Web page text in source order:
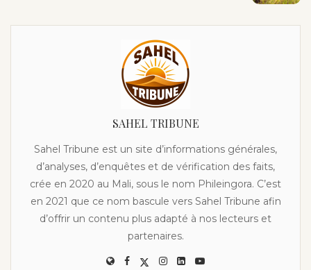
SAHEL TRIBUNE
Sahel Tribune est un site d’informations générales,
d’analyses, d’enquêtes et de vérification des faits,
crée en 2020 au Mali, sous le nom Phileingora. C’est
en 2021 que ce nom bascule vers Sahel Tribune afin
d’offrir un contenu plus adapté à nos lecteurs et
partenaires.